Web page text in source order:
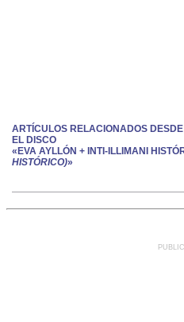
ARTÍCULOS RELACIONADOS
EL DISCO
«EVA AYLLÓN + INTI-ILLIMANI
HISTÓRICO)»